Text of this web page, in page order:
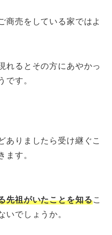
商売をしている家ではよ
れるとその方にあやかっ
です。
ありましたら受け継ぐこ
ます。
先祖がいたことを知るこ
いでしょうか。